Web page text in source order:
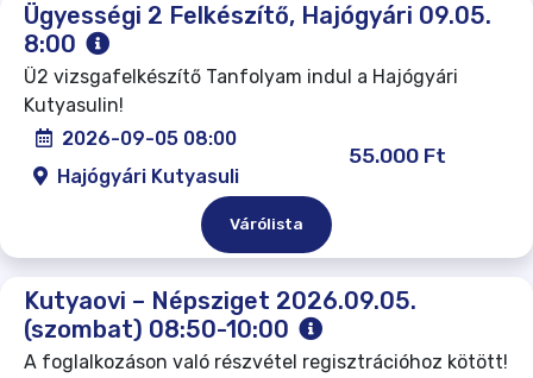
Ügyességi 2 Felkészítő, Hajógyári 09.05.
8:00
Ü2 vizsgafelkészítő Tanfolyam indul a Hajógyári
Kutyasulin!
2026-09-05 08:00
Hajógyári Kutyasuli
55.000 Ft
Várólista
Kutyaovi – Népsziget 2026.09.05.
(szombat) 08:50-10:00
A foglalkozáson való részvétel regisztrációhoz kötött!